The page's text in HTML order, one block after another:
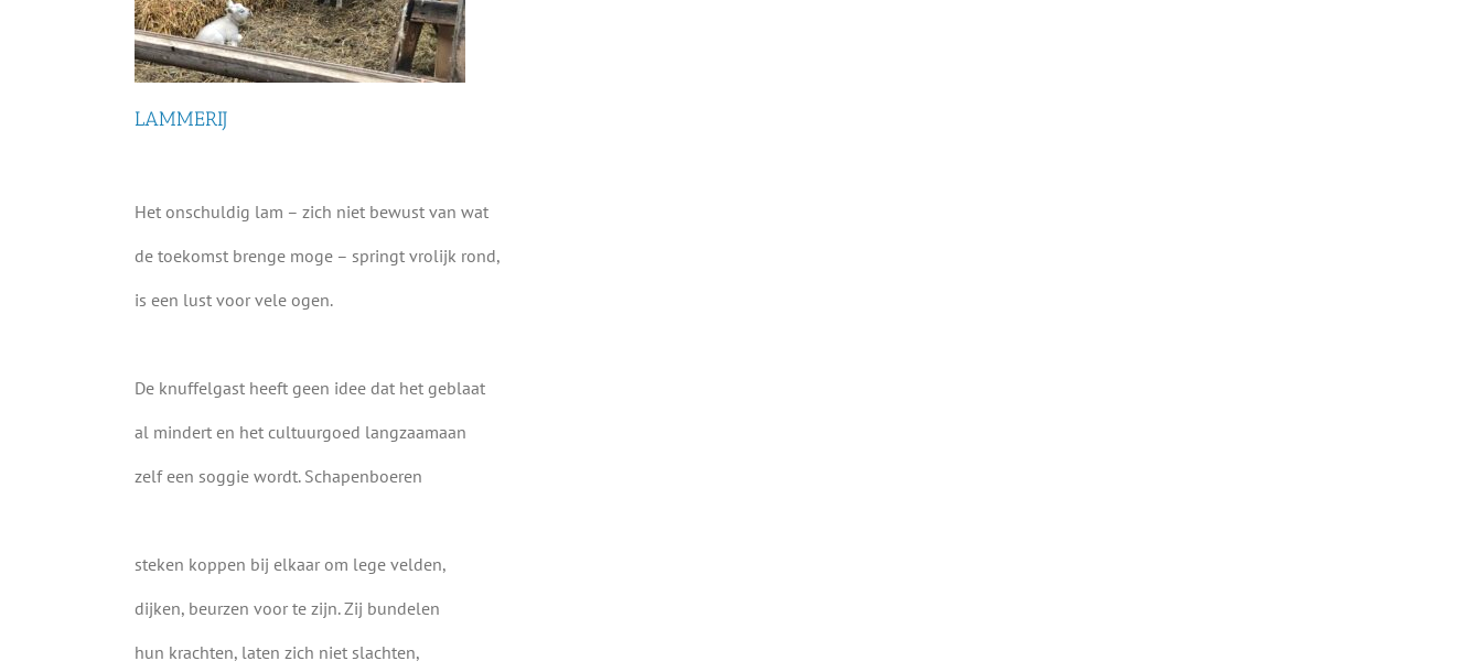
LAMMERIJ
Het onschuldig lam – zich niet bewust van wat
de toekomst brenge moge – springt vrolijk rond,
is een lust voor vele ogen.
De knuffelgast heeft geen idee dat het geblaat
al mindert en het cultuurgoed langzaamaan
zelf een soggie wordt. Schapenboeren
steken koppen bij elkaar om lege velden,
dijken, beurzen voor te zijn. Zij bundelen
hun krachten, laten zich niet slachten,